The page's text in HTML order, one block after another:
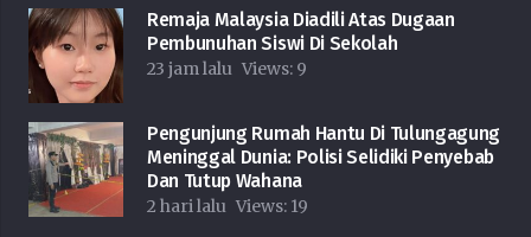
Remaja Malaysia Diadili Atas Dugaan
Pembunuhan Siswi Di Sekolah
23 jam lalu Views: 9
Pengunjung Rumah Hantu Di Tulungagung
Meninggal Dunia: Polisi Selidiki Penyebab
Dan Tutup Wahana
2 hari lalu Views: 19